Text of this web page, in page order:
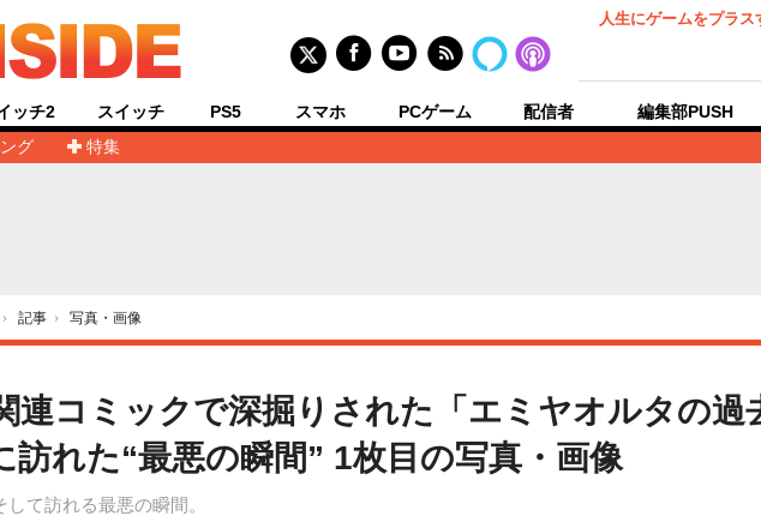
人生にゲームをプラス
グ
特集
ッチ2 スイッチ PS5 スマホ PCゲーム 配信者 編集部PUSH
› 記事 › 写真・画像
連コミックで深掘りされた「エミヤオルタの
れた“最悪の瞬間” 1枚目の写真・画像
て訪れる最悪の瞬間。